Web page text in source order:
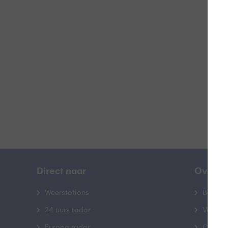
Direct naar
Weerstations
24 uurs radar
Over